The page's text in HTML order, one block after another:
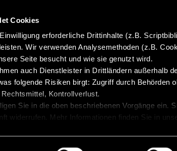
Cookies
erforderliche Drittinhalte (z.B.
Wir verwenden Analysemethoden (z.B.
Seite besucht und wie sie genutzt wird.
auch Dienstleister in Drittländern außerhalb
folgende Risiken birgt: Zugriff durch Behörden
Kontrollverlust.
Sie in die oben beschriebenen Vorgänge ein.
widerrufen. Mehr Informationen finden Sie in